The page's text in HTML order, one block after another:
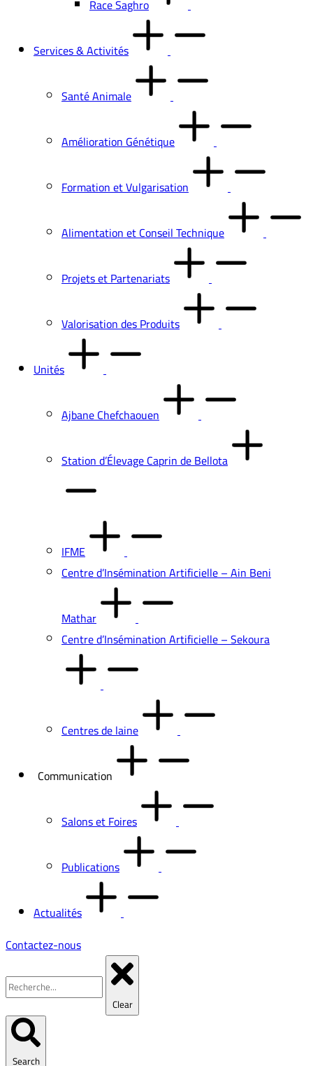
Race Saghro
Services & Activités
Santé Animale
Amélioration Génétique
Formation et Vulgarisation
Alimentation et Conseil Technique
Projets et Partenariats
Valorisation des Produits
Unités
Ajbane Chefchaouen
Station d’Élevage Caprin de Bellota
IFME
Centre d’Insémination Artificielle – Ain Beni
Mathar
Centre d’Insémination Artificielle – Sekoura
Centres de laine
Communication
Salons et Foires
Publications
Actualités
Contactez-nous
Clear
Search